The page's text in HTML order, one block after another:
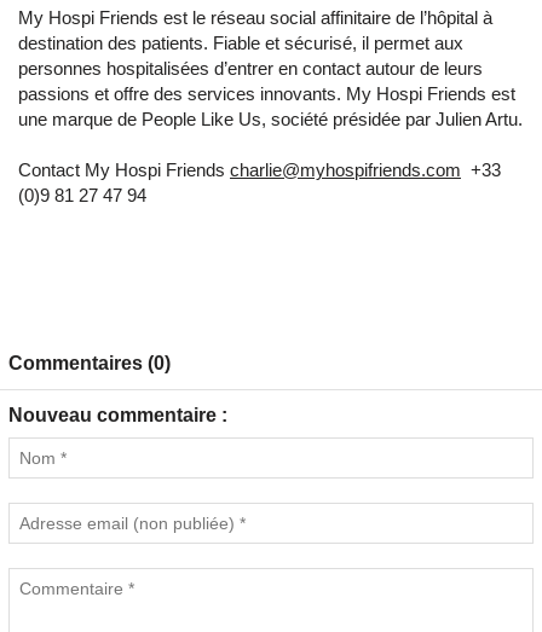
My Hospi Friends est le réseau social affinitaire de l’hôpital à
destination des patients. Fiable et sécurisé, il permet aux
personnes hospitalisées d’entrer en contact autour de leurs
passions et offre des services innovants. My Hospi Friends est
une marque de People Like Us, société présidée par Julien Artu.
Contact My Hospi Friends charlie@myhospifriends.com +33
(0)9 81 27 47 94
Commentaires (0)
Nouveau commentaire :